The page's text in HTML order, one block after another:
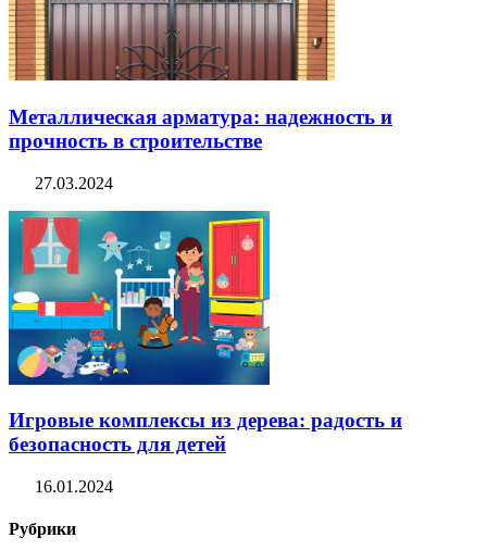
Металлическая арматура: надежность и
прочность в строительстве
27.03.2024
Игровые комплексы из дерева: радость и
безопасность для детей
16.01.2024
Рубрики